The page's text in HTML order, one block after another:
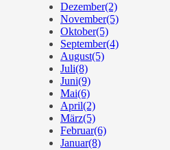
Dezember(2)
November(5)
Oktober(5)
September(4)
August(5)
Juli(8)
Juni(9)
Mai(6)
April(2)
März(5)
Februar(6)
Januar(8)